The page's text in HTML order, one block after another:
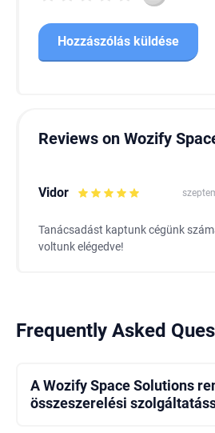
Reviews on Wozify
Vidor
Tanácsadást kaptunk cégünk
voltunk elégedve!
Frequently Asked
A Wozify Space Solutions
összeszerelési